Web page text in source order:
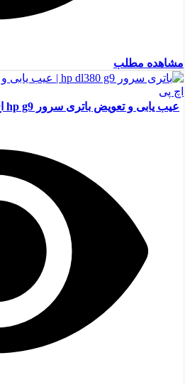
مشاهده مطلب
عیب یابی و تعویض باتری سرور hp g9 اچ پی